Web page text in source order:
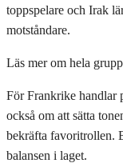
toppspelare och Irak
motståndare.
Läs mer om hela
För Frankrike handlar
också om att sätta
bekräfta favoritrollen.
balansen i laget.